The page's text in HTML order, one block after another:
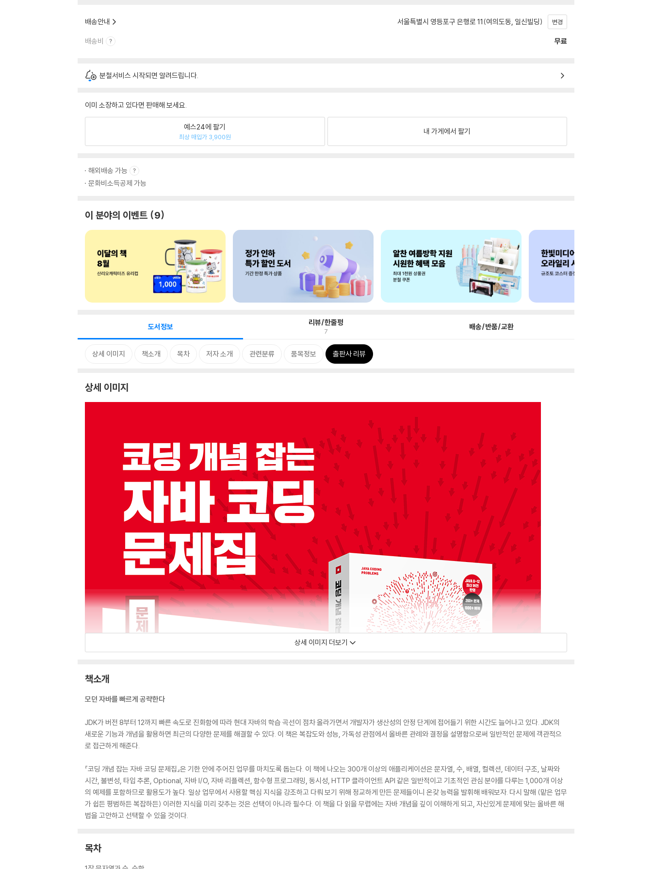
배송안내 서울특별시 영등포구 은행로 11(여의도동, 일신빌딩) 변경
배송비 무료
분철서비스 시작되면 알려드립니다.
이미 소장하고 있다면 판매해 보세요.
예스24에 팔기
최상 매입가 3,900원
내 가게에서 팔기
해외배송 가능
문화비소득공제 가능
이 분야의 이벤트 9
도서정보 리뷰/한줄평
7 배송/반품/교환
상세 이미지 책소개 목차 저자 소개 관련분류 품목정보 출판사 리뷰
상세 이미지
상세 이미지 더보기
책소개
모던 자바를 빠르게 공략한다
JDK가 버전 8부터 12까지 빠른 속도로 진화함에 따라 현대 자바의 학습 곡선이 점차 올라가면서 개발자가 생산성의 안정 단계에 접어들기 위한 시간도 늘어나고 있다. JDK의
새로운 기능과 개념을 활용하면 최근의 다양한 문제를 해결할 수 있다. 이 책은 복잡도와 성능, 가독성 관점에서 올바른 관례와 결정을 설명함으로써 일반적인 문제에 객관적으
로 접근하게 해준다.
『코딩 개념 잡는 자바 코딩 문제집』은 기한 안에 주어진 업무를 마치도록 돕는다. 이 책에 나오는 300개 이상의 애플리케이션은 문자열, 수, 배열, 컬렉션, 데이터 구조, 날짜와
시간, 불변성, 타입 추론, Optional, 자바 I/O, 자바 리플렉션, 함수형 프로그래밍, 동시성, HTTP 클라이언트 API 같은 일반적이고 기초적인 관심 분야를 다루는 1,000개 이상
의 예제를 포함하므로 활용도가 높다. 일상 업무에서 사용할 핵심 지식을 강조하고 다뤄 보기 위해 정교하게 만든 문제들이니 온갖 능력을 발휘해 배워보자. 다시 말해 (맡은 업무
가 쉽든 평범하든 복잡하든) 이러한 지식을 미리 갖추는 것은 선택이 아니라 필수다. 이 책을 다 읽을 무렵에는 자바 개념을 깊이 이해하게 되고, 자신있게 문제에 맞는 올바른 해
법을 고안하고 선택할 수 있을 것이다.
목차